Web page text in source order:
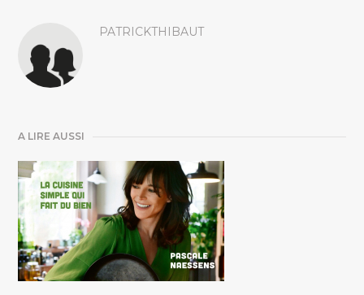
PATRICKTHIBAUT
A LIRE AUSSI